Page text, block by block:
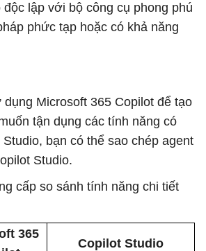
độc lập với bộ công cụ phong phú
phức tạp hoặc có khả năng
Microsoft 365 Copilot để tạo
tận dụng các tính năng có
bạn có thể sao chép agent
Studio.
cấp so sánh tính năng chi tiết
365
Copilot Studio